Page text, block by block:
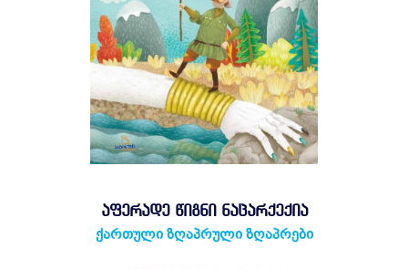
ᲐᲤᲔᲠᲐᲓᲔ ᲬᲘᲒᲜᲘ ᲜᲐᲪᲐᲠᲥᲔᲥᲘᲐ
ქართული ზღაპრული ზღაპრები